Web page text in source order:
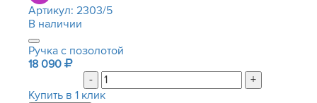
Артикул: 2303/5
В наличии
Ручка с позолотой
18 090
-
+
Купить в 1 клик